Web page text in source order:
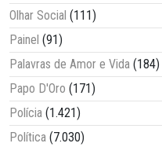
Olhar Social (111)
Painel (91)
Palavras de Amor e Vida (184)
Papo D'Oro (171)
Polícia (1.421)
Política (7.030)